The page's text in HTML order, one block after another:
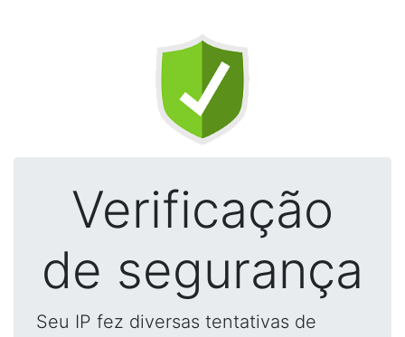
Verificação
de segurança
Seu IP fez diversas tentativas de